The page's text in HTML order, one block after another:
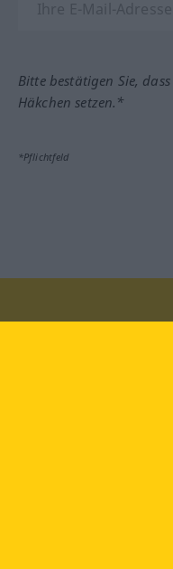
Bitte bestätigen Sie,
Häkchen setzen.*
*Pflichtfeld